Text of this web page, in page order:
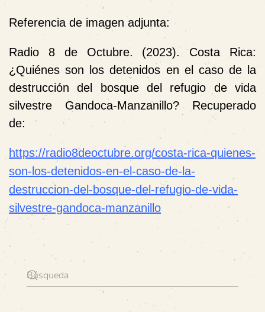
Referencia de imagen adjunta:
Radio 8 de Octubre. (2023). Costa Rica:
¿Quiénes son los detenidos en el caso de la
destrucción del bosque del refugio de vida
silvestre Gandoca-Manzanillo? Recuperado
de:
https://radio8deoctubre.org/costa-rica-quienes-
son-los-detenidos-en-el-caso-de-la-
destruccion-del-bosque-del-refugio-de-vida-
silvestre-gandoca-manzanillo